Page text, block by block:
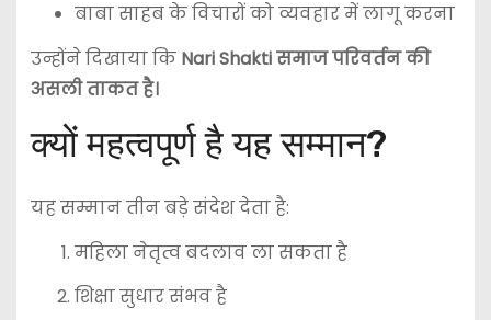
बाबा साहब के विचारों को व्यवहार में लागू करना
उन्होंने दिखाया कि Nari Shakti समाज परिवर्तन की
असली ताकत है।
क्यों महत्वपूर्ण है यह सम्मान?
यह सम्मान तीन बड़े संदेश देता है:
महिला नेतृत्व बदलाव ला सकता है
शिक्षा सुधार संभव है